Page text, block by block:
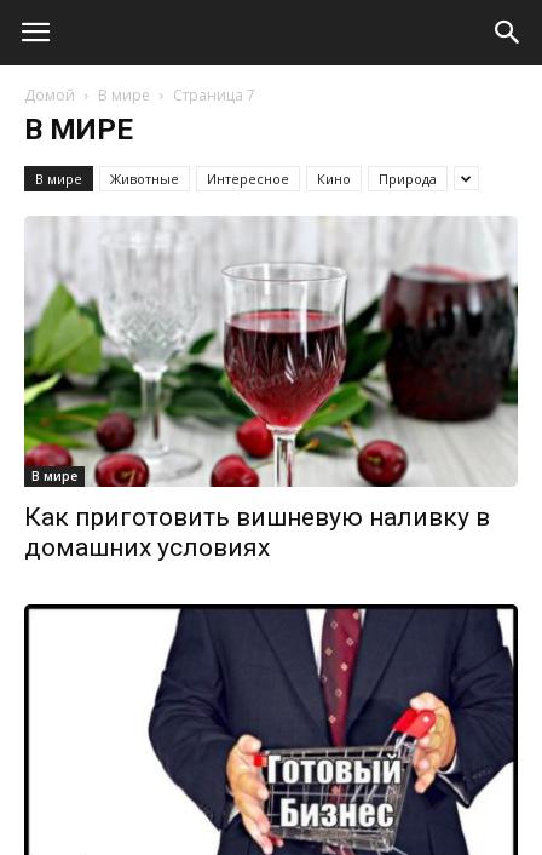
Домой В мире Страница 7
В МИРЕ
В мире Животные Интересное Кино Природа
В мире
Как приготовить вишневую наливку в
домашних условиях